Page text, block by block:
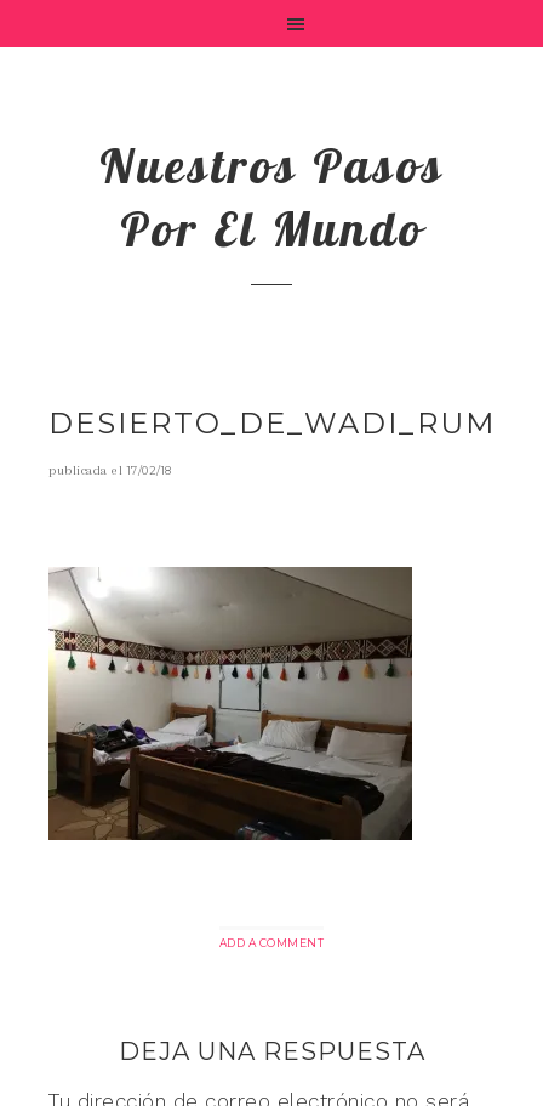
Nuestros Pasos
Por El Mundo
DESIERTO_DE_WADI_RUM
publicada el17/02/18
ADD A COMMENT
DEJA UNA RESPUESTA
Tu dirección de correo electrónico no será